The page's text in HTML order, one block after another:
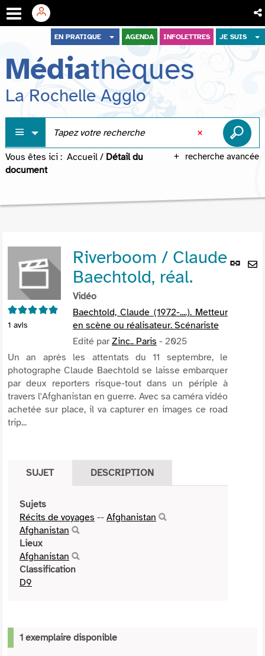
menu
contenu
recherche
EN PRATIQUE AGENDA INFOLETTRES JE SUIS
Médiathèques
La Rochelle Agglo
recherche avancée
Vous êtes ici : Accueil / Détail du
document
Lien
5/5
1 avis
Riverboom / Claude
Baechtold, réal.
Vidéo
Baechtold, Claude (1972-....). Metteur
en scène ou réalisateur. Scénariste
Edité parZinc.. Paris - 2025
Un an après les attentats du 11 septembre, le
photographe Claude Baechtold se laisse embarquer
par deux reporters risque-tout dans un périple à
travers l'Afghanistan en guerre. Avec sa caméra vidéo
achetée sur place, il va capturer en images ce road
trip...
SUJET DESCRIPTION
Sujets
Récits de voyages -- Afghanistan
Afghanistan
Lieux
Afghanistan
Classification
D9
1 exemplaire disponible